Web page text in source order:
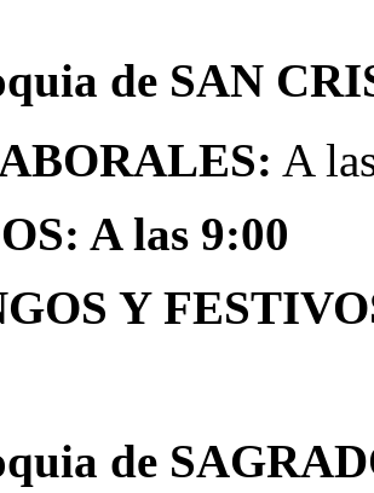
de SAN
A
A las 9:00
Y
de